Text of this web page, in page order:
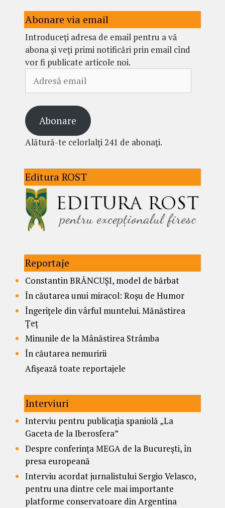
Abonare via email
Introduceți adresa de email pentru a vă
abona și veți primi notificări prin email cînd
vor fi publicate articole noi.
email
Abonare
Alătură-te celorlalți 241 de abonați.
Editura ROST
Reportaje
Constantin BRÂNCUȘI, model de bărbat
În căutarea unui miracol: Roșu de Humor
Îngerițele din vârful muntelui. Mănăstirea
Țeț
Minunile de la Mânăstirea Strâmba
În căutarea nemuririi
Afișează toate reportajele
Interviuri
Interviu pentru publicația spaniolă „La
Gaceta de la Iberosfera”
Despre conferința MEGA de la București, în
presa europeană
Interviu acordat jurnalistului Sergio Velasco,
pentru una dintre cele mai importante
platforme conservatoare din Argentina